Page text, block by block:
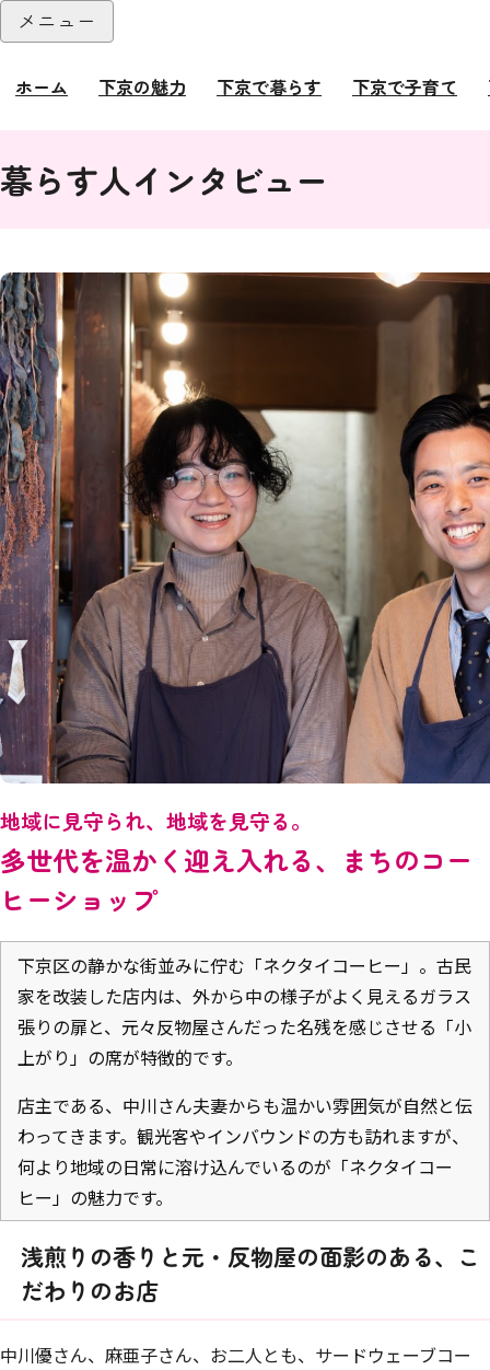
本文へ
メニュー
ホーム 下京の魅力 下京で暮らす 下京で子育て
暮らす人インタビュー
地域に見守られ、地域を見守る。
多世代を温かく迎え入れる、まちのコー
ヒーショップ
下京区の静かな街並みに佇む「ネクタイコーヒー」。古民
家を改装した店内は、外から中の様子がよく見えるガラス
張りの扉と、元々反物屋さんだった名残を感じさせる「小
上がり」の席が特徴的です。
店主である、中川さん夫妻からも温かい雰囲気が自然と伝
わってきます。観光客やインバウンドの方も訪れますが、
何より地域の日常に溶け込んでいるのが「ネクタイコー
ヒー」の魅力です。
浅煎りの香りと元・反物屋の面影のある、こ
だわりのお店
中川優さん、麻亜子さん、お二人とも、サードウェーブコー